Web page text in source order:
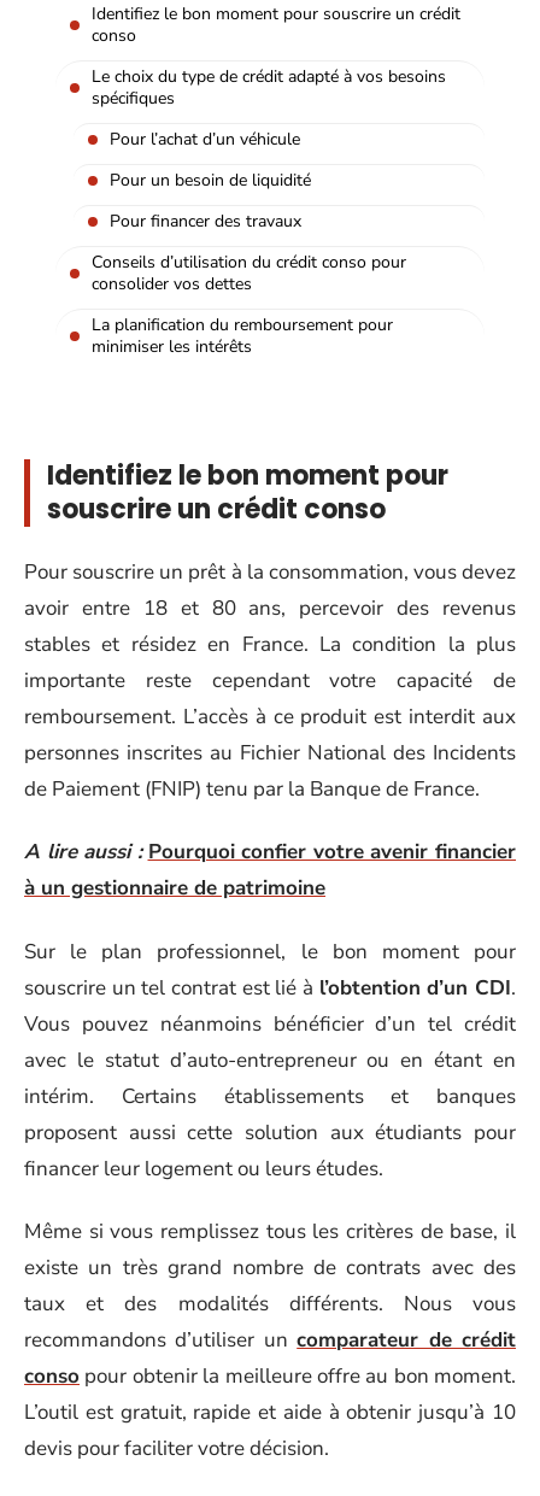
Identifiez le bon moment pour souscrire un crédit
conso
Le choix du type de crédit adapté à vos besoins
spécifiques
Pour l’achat d’un véhicule
Pour un besoin de liquidité
Pour financer des travaux
Conseils d’utilisation du crédit conso pour
consolider vos dettes
La planification du remboursement pour
minimiser les intérêts
Identifiez le bon moment pour
souscrire un crédit conso
Pour souscrire un prêt à la consommation, vous devez
avoir entre 18 et 80 ans, percevoir des revenus
stables et résidez en France. La condition la plus
importante reste cependant votre capacité de
remboursement. L’accès à ce produit est interdit aux
personnes inscrites au Fichier National des Incidents
de Paiement (FNIP) tenu par la Banque de France.
A lire aussi : Pourquoi confier votre avenir financier
à un gestionnaire de patrimoine
Sur le plan professionnel, le bon moment pour
souscrire un tel contrat est lié à l’obtention d’un CDI.
Vous pouvez néanmoins bénéficier d’un tel crédit
avec le statut d’auto-entrepreneur ou en étant en
intérim. Certains établissements et banques
proposent aussi cette solution aux étudiants pour
financer leur logement ou leurs études.
Même si vous remplissez tous les critères de base, il
existe un très grand nombre de contrats avec des
taux et des modalités différents. Nous vous
recommandons d’utiliser uncomparateur de crédit
conso pour obtenir la meilleure offre au bon moment.
L’outil est gratuit, rapide et aide à obtenir jusqu’à 10
devis pour faciliter votre décision.